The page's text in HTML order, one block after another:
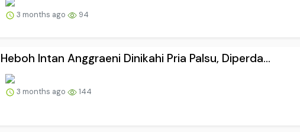
3 months ago 94
Heboh Intan Anggraeni Dinikahi Pria Palsu, Diperda...
3 months ago 144